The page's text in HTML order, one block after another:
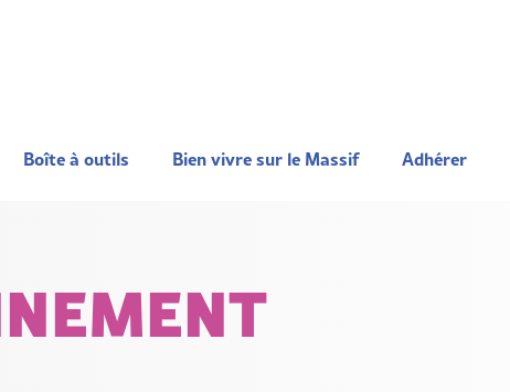
Boîte à outils Bien vivre sur le Massif Adhérer